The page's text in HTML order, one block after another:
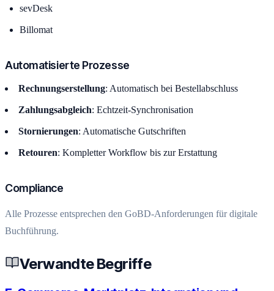
sevDesk
Billomat
Automatisierte Prozesse
Rechnungserstellung: Automatisch bei Bestellabschluss
Zahlungsabgleich: Echtzeit-Synchronisation
Stornierungen: Automatische Gutschriften
Retouren: Kompletter Workflow bis zur Erstattung
Compliance
Alle Prozesse entsprechen den GoBD-Anforderungen für digitale
Buchführung.
Verwandte Begriffe